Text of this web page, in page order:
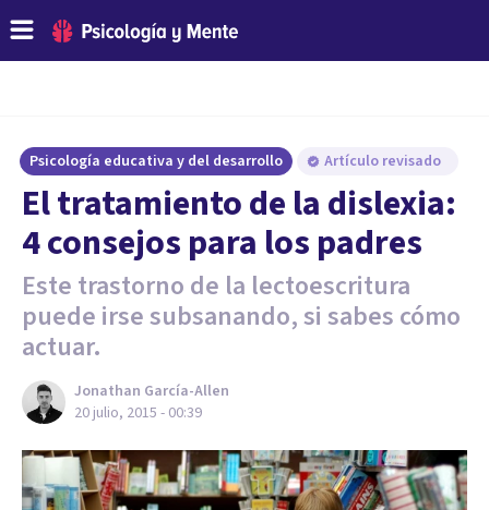
Psicología educativa y del desarrollo Artículo revisado
El tratamiento de la dislexia:
4 consejos para los padres
Este trastorno de la lectoescritura
puede irse subsanando, si sabes cómo
actuar.
Jonathan García-Allen
20 julio, 2015 - 00:39